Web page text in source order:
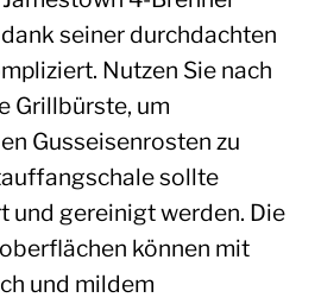
seiner durchdachten
Nutzen Sie nach
Grillbürste, um
Gusseisenrosten zu
sollte
und gereinigt werden. Die
können mit
und mildem